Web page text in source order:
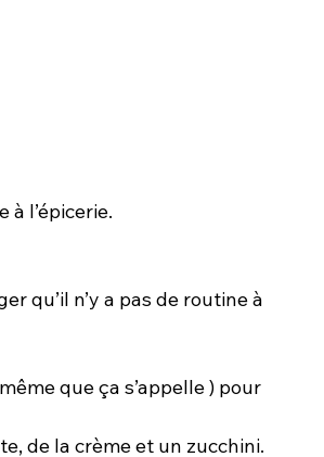
l’épicerie.
qu’il n’y a pas de routine à
que ça s’appelle ) pour
de la crème et un zucchini.